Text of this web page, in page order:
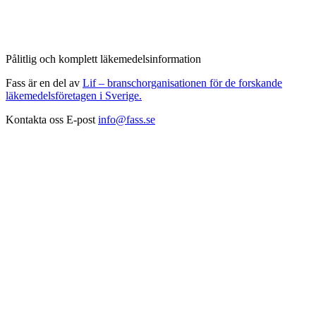
Pålitlig och komplett läkemedelsinformation
Fass är en del av Lif – branschorganisationen för de forskande
läkemedelsföretagen i Sverige.
Kontakta oss E-post info@fass.se